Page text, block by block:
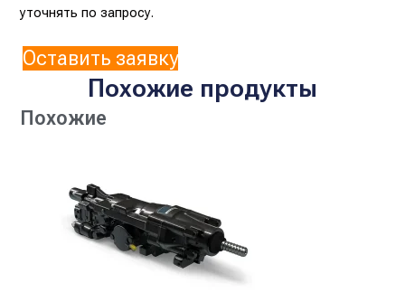
уточнять по запросу.
Оставить заявку
Похожие продукты
Похожие